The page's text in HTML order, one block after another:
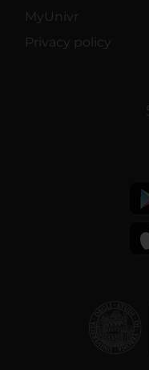
MyUnivr
Privacy policy